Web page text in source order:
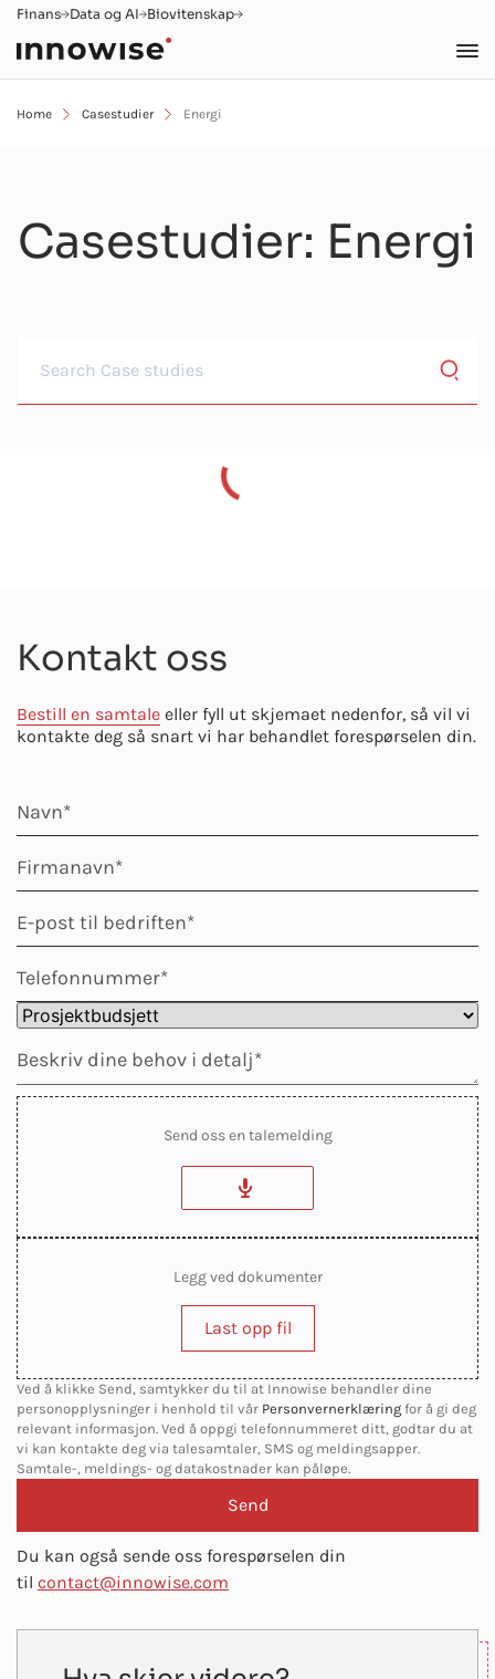
Finans Data og AI Biovitenskap
Home Casestudier Energi
Casestudier: Energi
Kontakt oss
Bestill en samtale eller fyll ut skjemaet nedenfor, så vil vi
kontakte deg så snart vi har behandlet forespørselen din.
Send oss en talemelding
Legg ved dokumenter
Last opp fil
Ved å klikke Send, samtykker du til at Innowise behandler dine
personopplysninger i henhold til vår Personvernerklæring for å gi deg
relevant informasjon. Ved å oppgi telefonnummeret ditt, godtar du at
vi kan kontakte deg via talesamtaler, SMS og meldingsapper.
Samtale-, meldings- og datakostnader kan påløpe.
Du kan også sende oss forespørselen din
til contact@innowise.com